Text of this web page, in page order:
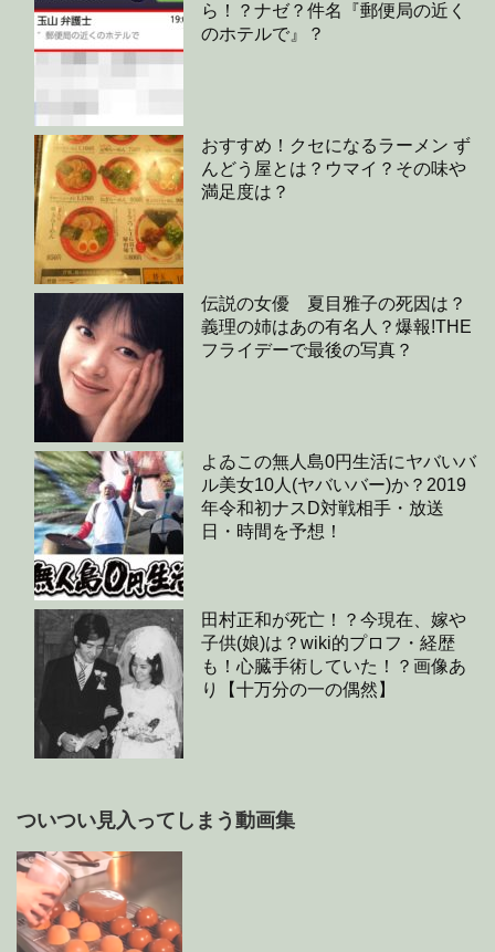
ら！？ナゼ？件名『郵便局の近く
のホテルで』？
おすすめ！クセになるラーメン ず
んどう屋とは？ウマイ？その味や
満足度は？
伝説の女優 夏目雅子の死因は？
義理の姉はあの有名人？爆報!THE
フライデーで最後の写真？
よゐこの無人島0円生活にヤバいバ
ル美女10人(ヤバいバー)か？2019
年令和初ナスD対戦相手・放送
日・時間を予想！
田村正和が死亡！？今現在、嫁や
子供(娘)は？wiki的プロフ・経歴
も！心臓手術していた！？画像あ
り【十万分の一の偶然】
ついつい見入ってしまう動画集